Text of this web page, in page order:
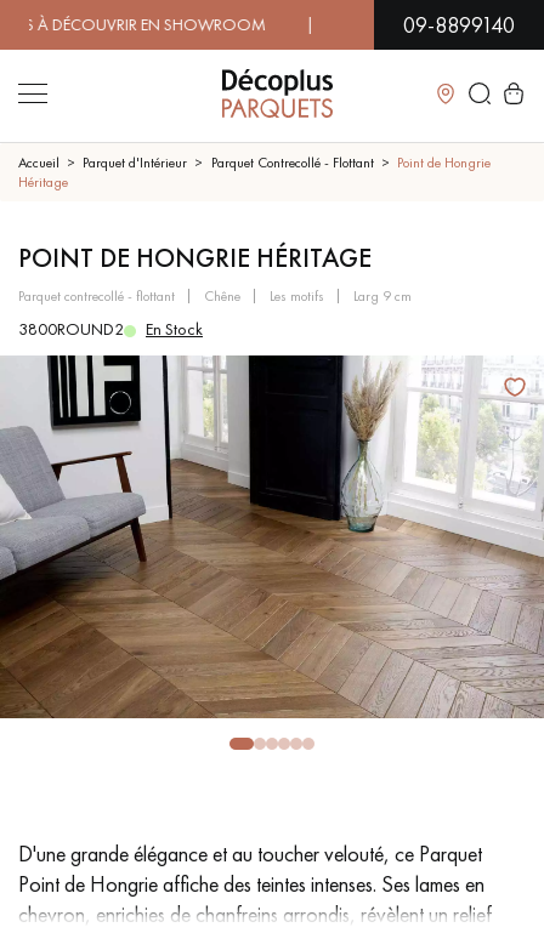
EN SHOWROOM | DISPONIBILITÉ IMMÉDIATE
09-8899140
Fermer
PARQUET MASSIF
PARQUET CONTRECOLLÉ -
SOL PLAQUÉ BOIS VERITABLES
PARQUETS À MOTIFS
TRADITIONNELS
PARQUET EN BOIS EXOTIQUE PARQUET VERNIS
PARQUET HUILÉ PARQUET EN BOIS BRUT
PARQUET VIEILLI PARQUET EN CHÊNE FUMÉ
PARQUET LAMES LARGES XXL PARQUET EN CHÊNE
ACCESSOIRES PARQUET
D'INTÉRIEUR
09-8899140
Accueil Parquet d'Intérieur Parquet Contrecollé - Flottant
Point de Hongrie
Héritage
POINT DE HONGRIE HÉRITAGE
parquet contrecollé - flottant chêne les motifs larg 9 cm
3800ROUND2 En Stock
D'une grande élégance et au toucher velouté, ce Parquet
Point de Hongrie affiche des teintes intenses. Ses lames en
chevron, enrichies de chanfreins arrondis, révèlent un relief